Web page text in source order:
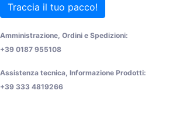
Traccia il tuo pacco!
Amministrazione, Ordini e Spedizioni:
+39 0187 955108
Assistenza tecnica, Informazione Prodotti:
+39 333 4819266